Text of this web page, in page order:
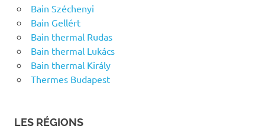
Bain Széchenyi
Bain Gellért
Bain thermal Rudas
Bain thermal Lukács
Bain thermal Király
Thermes Budapest
LES RÉGIONS